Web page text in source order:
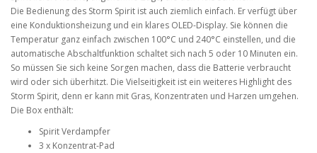
Die Bedienung des Storm Spirit ist auch ziemlich einfach. Er verfügt über
eine Konduktionsheizung und ein klares OLED-Display. Sie können die
Temperatur ganz einfach zwischen 100°C und 240°C einstellen, und die
automatische Abschaltfunktion schaltet sich nach 5 oder 10 Minuten ein.
So müssen Sie sich keine Sorgen machen, dass die Batterie verbraucht
wird oder sich überhitzt. Die Vielseitigkeit ist ein weiteres Highlight des
Storm Spirit, denn er kann mit Gras, Konzentraten und Harzen umgehen.
Die Box enthält:
Spirit Verdampfer
3 x Konzentrat-Pad